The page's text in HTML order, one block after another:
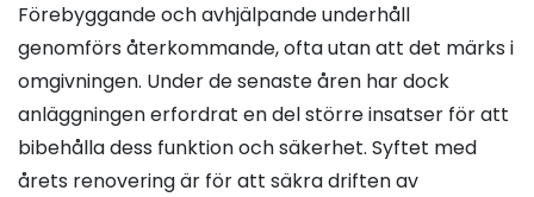
Förebyggande och avhjälpande underhåll
genomförs återkommande, ofta utan att det märks i
omgivningen. Under de senaste åren har dock
anläggningen erfordrat en del större insatser för att
bibehålla dess funktion och säkerhet. Syftet med
årets renovering är för att säkra driften av